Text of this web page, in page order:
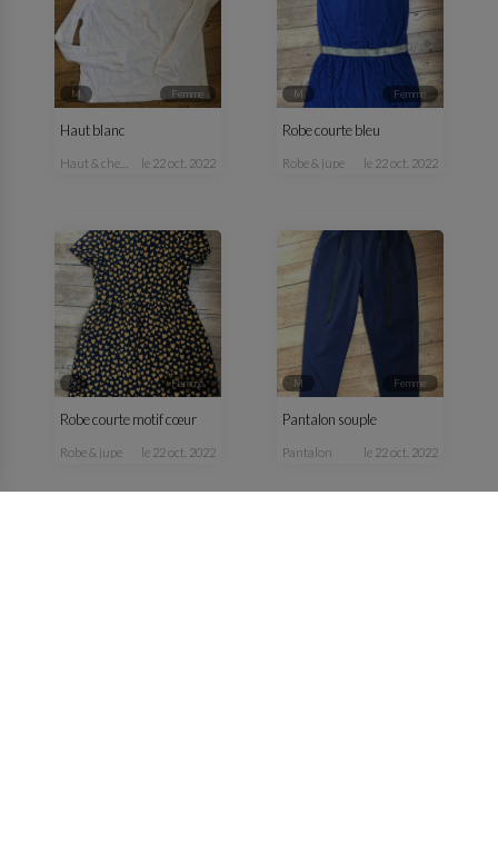
M femme
Haut blanc
haut & chemisier le 22 oct. 2022
M femme
Robe courte bleu
robe & jupe le 22 oct. 2022
S femme
Robe courte motif cœur
robe & jupe le 22 oct. 2022
M femme
Pantalon souple
pantalon le 22 oct. 2022